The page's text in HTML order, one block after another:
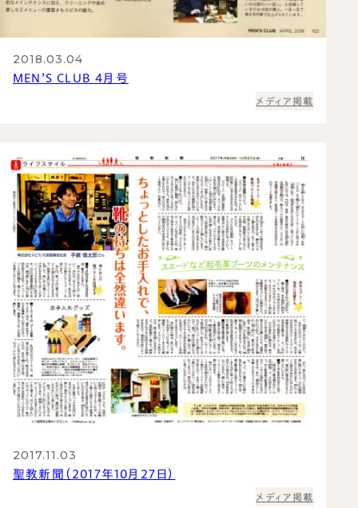
2018.03.04
MEN’S CLUB 4月号
メディア掲載
2017.11.03
聖教新聞（2017年10月27日）
メディア掲載